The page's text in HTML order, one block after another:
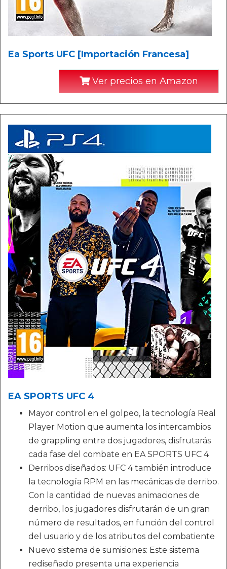
Ea Sports UFC [Importación Francesa]
Ver precios en Amazon
EA SPORTS UFC 4
Mayor control en el golpeo, la tecnología Real
Player Motion que aumenta los intercambios
de grappling entre dos jugadores, disfrutarás
cada fase del combate en EA SPORTS UFC 4
Derribos diseñados: UFC 4 también introduce
la tecnología RPM en las mecánicas de derribo.
Con la cantidad de nuevas animaciones de
derribo, los jugadores disfrutarán de un gran
número de resultados, en función del control
del usuario y de los atributos del combatiente
Nuevo sistema de sumisiones: Este sistema
rediseñado presenta una experiencia